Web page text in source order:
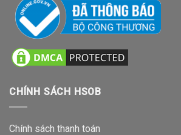
CHÍNH SÁCH HSOB
Chính sách thanh toán